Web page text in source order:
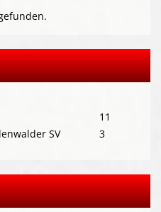
11
SV
3